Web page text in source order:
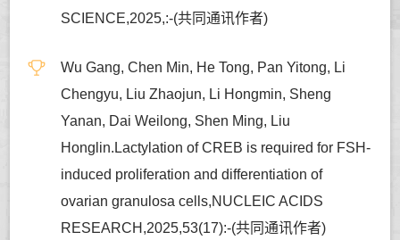
SCIENCE,2025,:-(共同通讯作者)
Wu Gang, Chen Min, He Tong, Pan Yitong, Li
Chengyu, Liu Zhaojun, Li Hongmin, Sheng
Yanan, Dai Weilong, Shen Ming, Liu
Honglin.Lactylation of CREB is required for FSH-
induced proliferation and differentiation of
ovarian granulosa cells,NUCLEIC ACIDS
RESEARCH,2025,53(17):-(共同通讯作者)